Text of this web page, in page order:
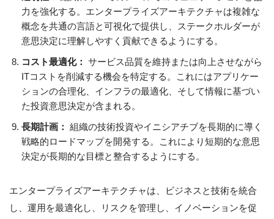
力を強化する。エンタープライズアーキテクチャは複雑な
概念を共通の言語と可視化で提供し、ステークホルダーが
意思決定に理解しやすく貢献できるようにする。
コスト最適化： サービス品質を維持または向上させながら
ITコストを削減する機会を特定する。これにはアプリケー
ションの合理化、インフラの最適化、そして情報に基づい
た投資意思決定が含まれる。
長期計画： 組織の技術投資やイニシアチブを長期的に導く
戦略的ロードマップを開発する。これにより短期的な意思
決定が長期的な目標と整合するようにする。
エンタープライズアーキテクチャは、ビジネスと技術を統合
し、運用を最適化し、リスクを管理し、イノベーションを促